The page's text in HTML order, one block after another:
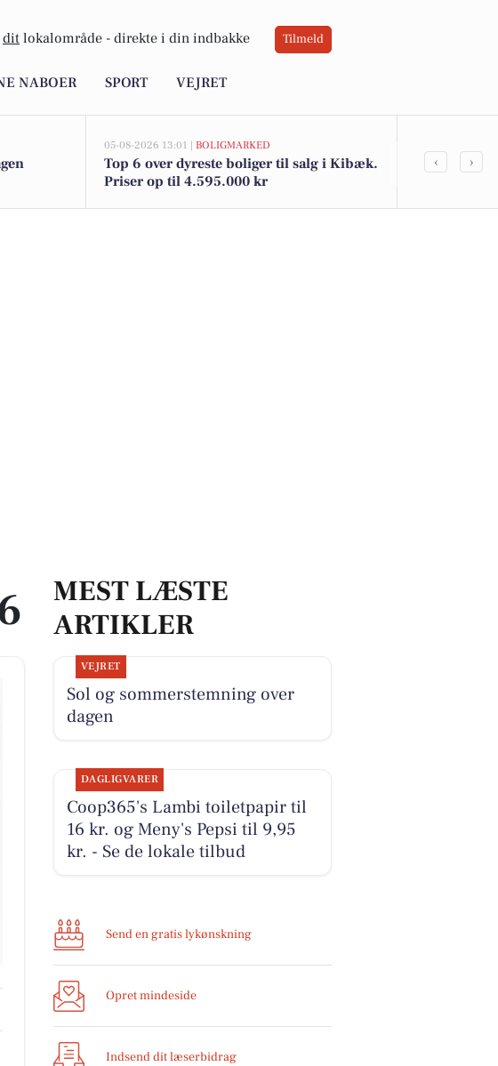
dit lokalområde - direkte i din indbakke Tilmeld
NABOER SPORT VEJRET
05-08-2026 13:01 | BOLIGMARKED
Top 6 over dyreste boliger til salg i Kibæk.
Priser op til 4.595.000 kr
Coop365's
‹ ›
MEST LÆSTE
ARTIKLER
VEJRET
Sol og sommerstemning over
dagen
DAGLIGVARER
Coop365's Lambi toiletpapir til
16 kr. og Meny's Pepsi til 9,95
kr. - Se de lokale tilbud
Send en gratis lykønskning
Opret mindeside
Indsend dit læserbidrag